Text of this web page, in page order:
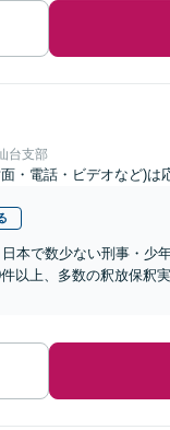
台支部
・電話・ビデオなど)は
本で数少ない刑事・
以上、多数の釈放保釈